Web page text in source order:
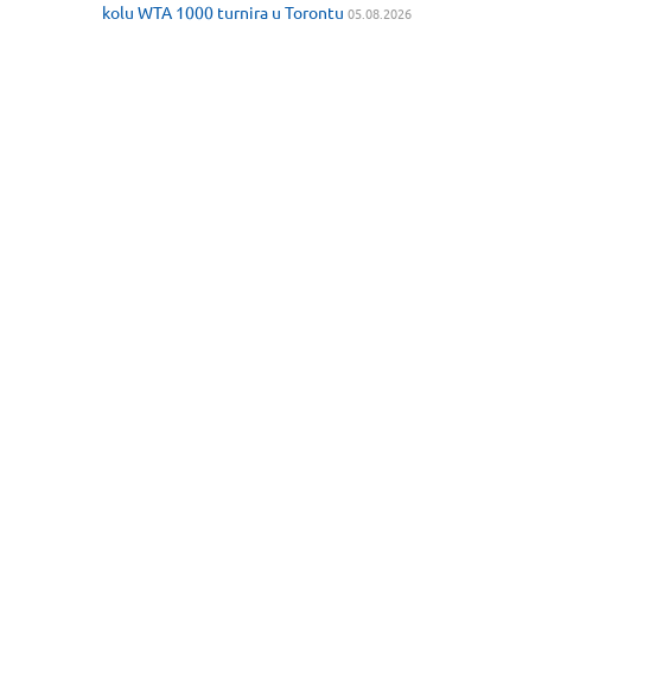
kolu WTA 1000 turnira u Torontu 05.08.2026